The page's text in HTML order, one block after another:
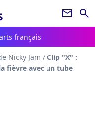
newsletter search
français
Nicky Jam / Clip "X" :
fièvre avec un tube